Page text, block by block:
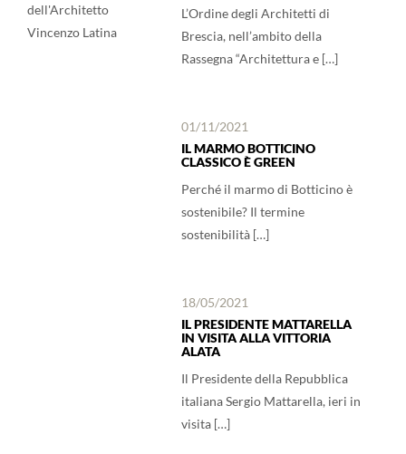
L’Ordine degli Architetti di
Brescia, nell’ambito della
Rassegna “Architettura e […]
01/11/2021
IL MARMO BOTTICINO
CLASSICO È GREEN
Perché il marmo di Botticino è
sostenibile? Il termine
sostenibilità […]
18/05/2021
IL PRESIDENTE MATTARELLA
IN VISITA ALLA VITTORIA
ALATA
Il Presidente della Repubblica
italiana Sergio Mattarella, ieri in
visita […]